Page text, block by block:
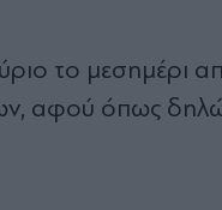
το μεσημέρι
αφού όπως